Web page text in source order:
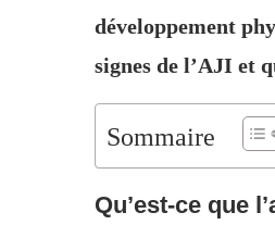
développement
signes de l’AJI et
Sommaire
Qu’est-ce que